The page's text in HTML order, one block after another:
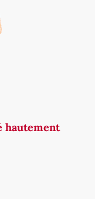
hautement